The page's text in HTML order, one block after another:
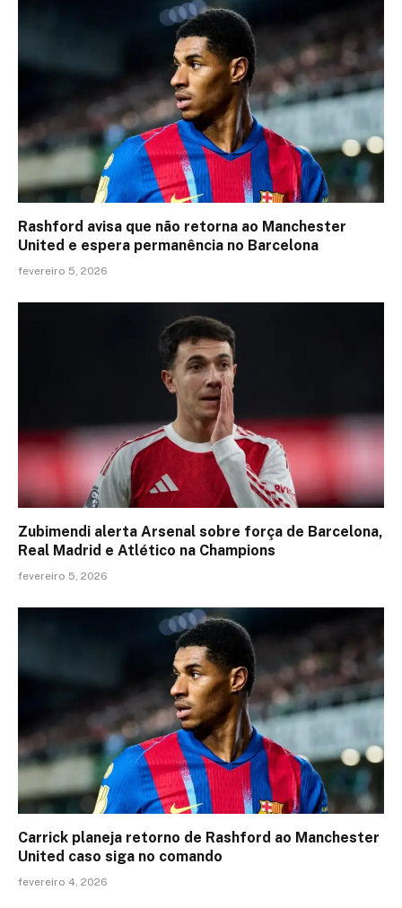
Rashford avisa que não retorna ao Manchester
United e espera permanência no Barcelona
fevereiro 5, 2026
Zubimendi alerta Arsenal sobre força de Barcelona,
Real Madrid e Atlético na Champions
fevereiro 5, 2026
Carrick planeja retorno de Rashford ao Manchester
United caso siga no comando
fevereiro 4, 2026